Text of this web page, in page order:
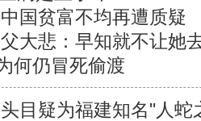
国贫富不均再遭质疑
大悲：早知就不让她
何仍冒死偷渡
目疑为福建知名"人蛇